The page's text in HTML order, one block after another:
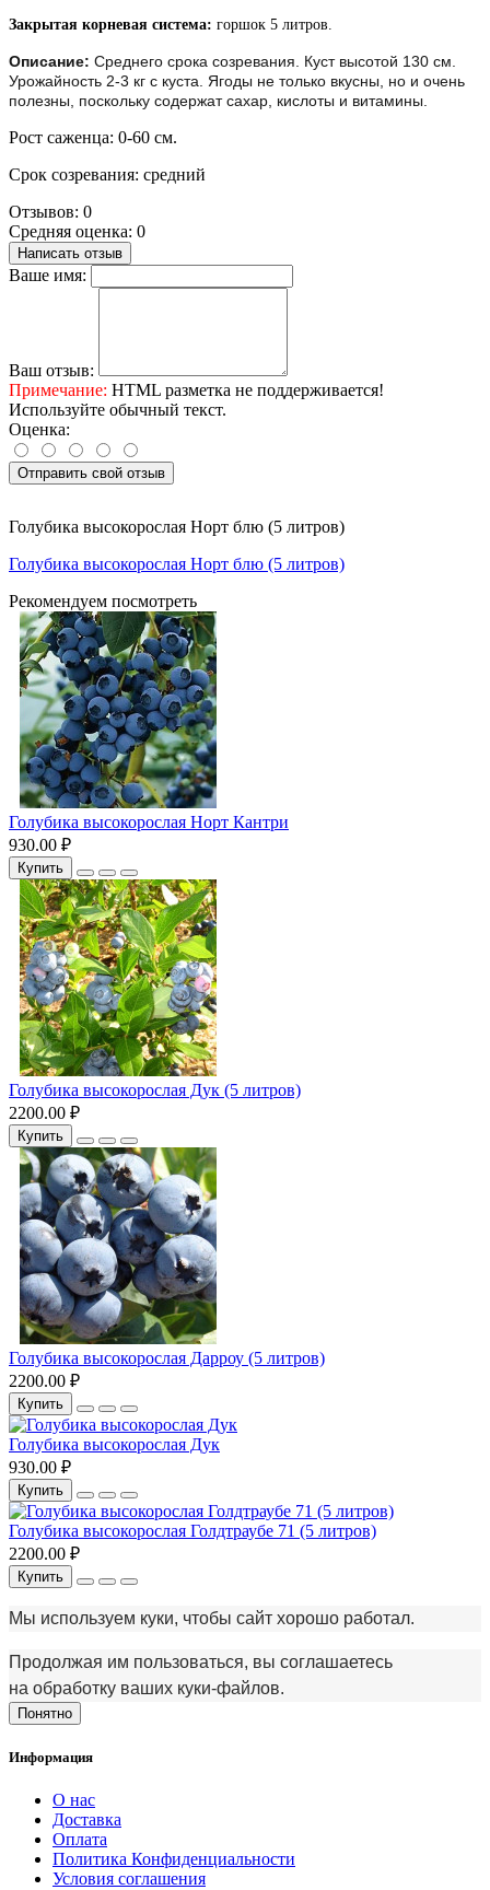
Закрытая корневая система: горшок 5 литров.
Описание: Среднего срока созревания. Куст высотой 130 см.
Урожайность 2-3 кг с куста. Ягоды не только вкусны, но и очень
полезны, поскольку содержат сахар, кислоты и витамины.
Рост саженца: 0-60 см.
Срок созревания: средний
Отзывов: 0
Средняя оценка: 0
Написать отзыв
Ваше имя:
Ваш отзыв:
Примечание: HTML разметка не поддерживается!
Используйте обычный текст.
Оценка:
Отправить свой отзыв
Голубика высокорослая Норт блю (5 литров)
Голубика высокорослая Норт блю (5 литров)
Рекомендуем посмотреть
Голубика высокорослая Норт Кантри
930.00 ₽
Купить
Голубика высокорослая Дук (5 литров)
2200.00 ₽
Купить
Голубика высокорослая Дарроу (5 литров)
2200.00 ₽
Купить
Голубика высокорослая Дук
930.00 ₽
Купить
Голубика высокорослая Голдтраубе 71 (5 литров)
2200.00 ₽
Купить
Мы используем куки, чтобы сайт хорошо работал.
Продолжая им пользоваться, вы соглашаетесь
на обработку ваших куки‑файлов.
Понятно
Информация
О нас
Доставка
Оплата
Политика Конфиденциальности
Условия соглашения